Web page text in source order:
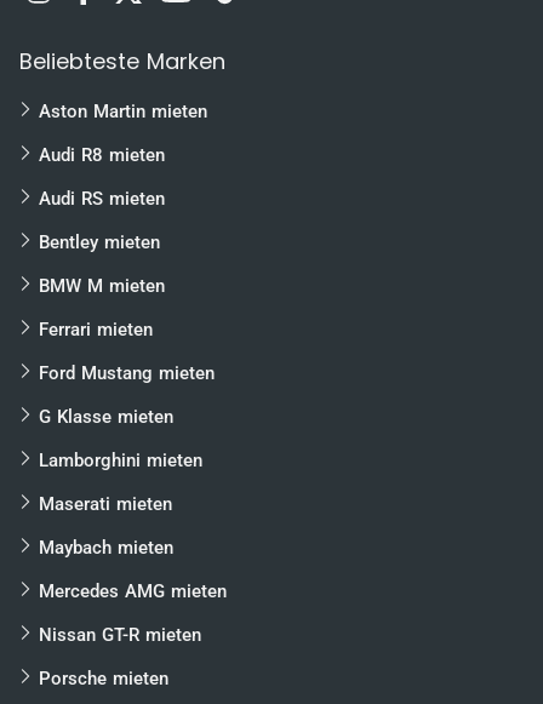
Beliebteste Marken
Aston Martin mieten
Audi R8 mieten
Audi RS mieten
Bentley mieten
BMW M mieten
Ferrari mieten
Ford Mustang mieten
G Klasse mieten
Lamborghini mieten
Maserati mieten
Maybach mieten
Mercedes AMG mieten
Nissan GT-R mieten
Porsche mieten